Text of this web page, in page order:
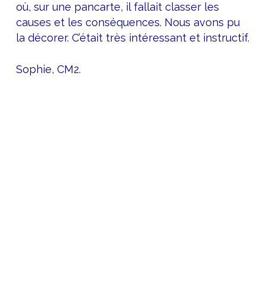
où, sur une pancarte, il fallait classer les
causes et les conséquences. Nous avons pu
la décorer. C’était très intéressant et instructif.
Sophie, CM2.